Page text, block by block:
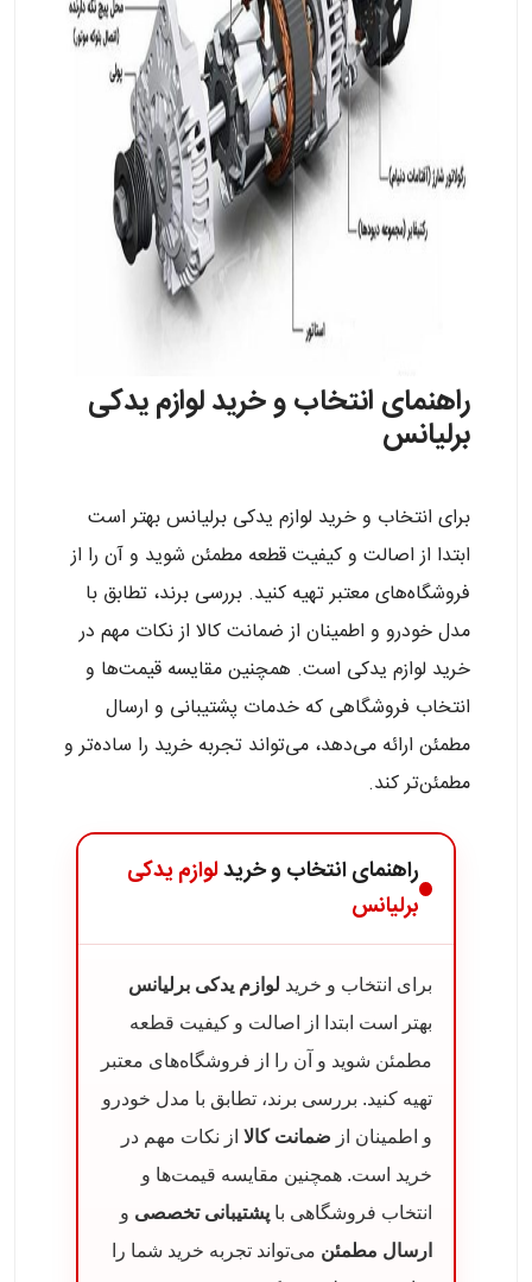
راهنمای انتخاب و خرید لوازم یدکی
برلیانس
برای انتخاب و خرید لوازم یدکی برلیانس بهتر است
ابتدا از اصالت و کیفیت قطعه مطمئن شوید و آن را از
فروشگاه‌های معتبر تهیه کنید. بررسی برند، تطابق با
مدل خودرو و اطمینان از ضمانت کالا از نکات مهم در
خرید لوازم یدکی است. همچنین مقایسه قیمت‌ها و
انتخاب فروشگاهی که خدمات پشتیبانی و ارسال
مطمئن ارائه می‌دهد، می‌تواند تجربه خرید را ساده‌تر و
مطمئن‌تر کند.
راهنمای انتخاب و خریدلوازم یدکی
برلیانس
برای انتخاب و خرید لوازم یدکی برلیانس
بهتر است ابتدا از اصالت و کیفیت قطعه
مطمئن شوید و آن را از فروشگاه‌های معتبر
تهیه کنید. بررسی برند، تطابق با مدل خودرو
و اطمینان از ضمانت کالا از نکات مهم در
خرید است. همچنین مقایسه قیمت‌ها و
انتخاب فروشگاهی با پشتیبانی تخصصی و
ارسال مطمئن می‌تواند تجربه خرید شما را